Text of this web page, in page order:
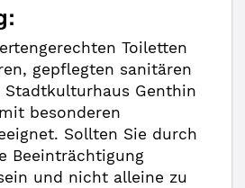
Toiletten
gepflegten sanitären
Stadtkulturhaus Genthin
besonderen
Sollten Sie durch
Beeinträchtigung
und nicht alleine zu